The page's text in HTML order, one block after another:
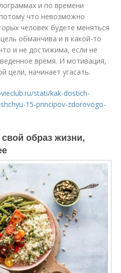
и по времени
что невозможно
человек будете меняться
обманчива и в какой-то
и не достижима, если не
время. И мотивация,
цели, начинает угасать.
stati/kak-dostich-
15-principov-zdorovogo-
образ жизни,